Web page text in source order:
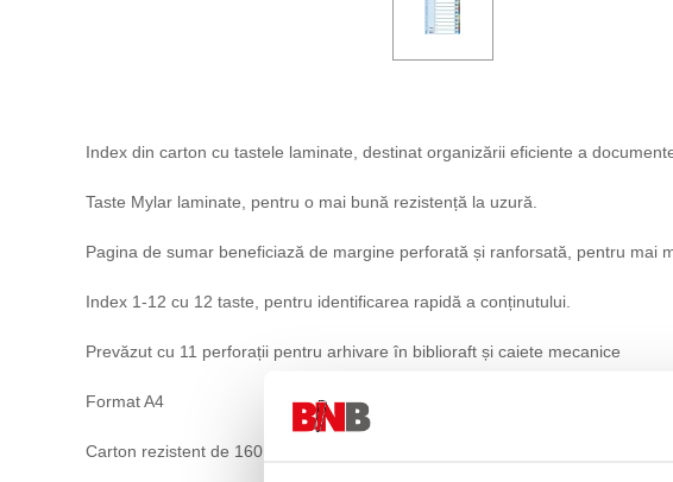
Index din carton cu tastele laminate, destinat organizării eficiente a
Taste Mylar laminate, pentru o mai bună rezistență la uzură.
Pagina de sumar beneficiază de margine perforată și ranforsată, pentru mai
Index 1-12 cu 12 taste, pentru identificarea rapidă a conținutului.
Prevăzut cu 11 perforații pentru arhivare în biblioraft și caiete mecanice
Format A4
Carton rezistent de 160 gsm